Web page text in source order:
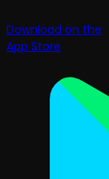
Download on the
App Store